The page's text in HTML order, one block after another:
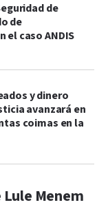
de
de
el caso ANDIS
y dinero
avanzará en
coimas en la
Menem